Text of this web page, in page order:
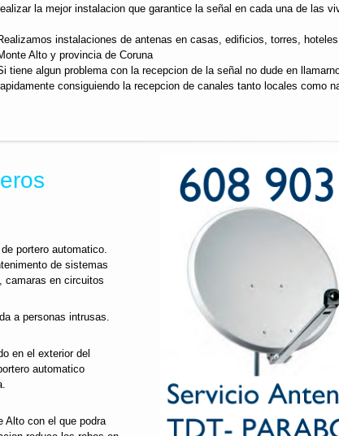
la mejor instalacion que garantice la señal en cada una de las
instalaciones de antenas en casas, edificios, torres,
Alto y provincia de Coruna
tiene algun problema con la recepcion de la señal no dude en
consiguiendo la recepcion de canales tanto locales como
portero automatico.
de sistemas
camaras en circuitos
a personas intrusas.
en el exterior del
automatico
Alto con el que podra